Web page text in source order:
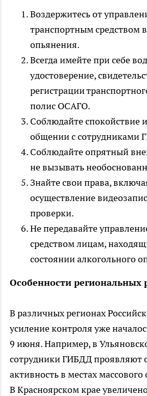
Воздержитесь от
транспортным средством
опьянения.
Всегда имейте при себе
удостоверение,
регистрации
полис ОСАГО.
Соблюдайте спокойствие
общении с сотрудниками
Соблюдайте опрятный
не вызывать
Знайте свои права,
осуществление
проверки.
Не передавайте
средством лицам,
состоянии алкогольного
Особенности региональных
В различных регионах
усиление контроля уже
9 июня. Например, в
сотрудники ГИБДД проявляют
активность в местах
В Красноярском крае